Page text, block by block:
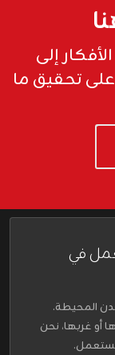
إلى
تحقيق ما
في
المحيطة.
أو غربها، نحن